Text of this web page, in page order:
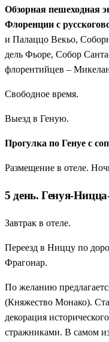
Обзорная пешеходная
Флоренции с
и Палаццо Векьо,
дель Фьоре, Собор
флорентийцев –
Свободное время.
Выезд в Геную.
Прогулка по Генуе с
Размещение в отеле.
5 день. Генуя-
Завтрак в отеле.
Переезд в Ниццу по
Фрагонар.
По желанию
(Княжество Монако).
декорация
стражниками. В самом